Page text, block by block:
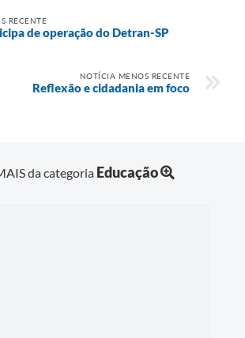
RECENTE
de operação do Detran-SP
NOTÍCIA MENOS RECENTE
Reflexão e cidadania em foco
da categoria Educação